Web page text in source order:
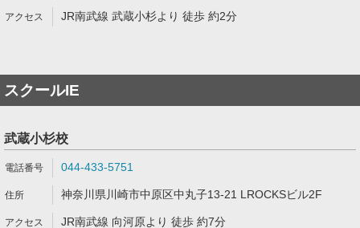
JR南武線 武蔵小杉より 徒歩 約2分
スクールIE
武蔵小杉校
044-433-5751
神奈川県川崎市中原区中丸子13-21 LROCKSビル2F
JR南武線 向河原より 徒歩 約7分